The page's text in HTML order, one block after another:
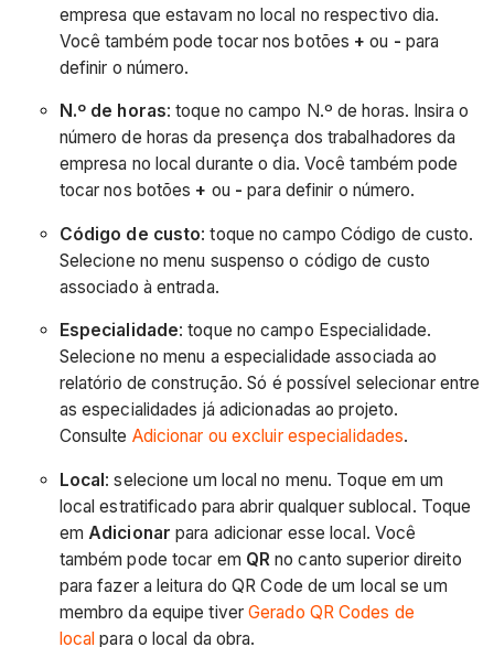
empresa que estavam no local no respectivo dia.
Você também pode tocar nos botões + ou - para
definir o número.
N.º de horas: toque no campo N.º de horas. Insira o
número de horas da presença dos trabalhadores da
empresa no local durante o dia. Você também pode
tocar nos botões + ou - para definir o número.
Código de custo: toque no campo Código de custo.
Selecione no menu suspenso o código de custo
associado à entrada.
Especialidade: toque no campo Especialidade.
Selecione no menu a especialidade associada ao
relatório de construção. Só é possível selecionar entre
as especialidades já adicionadas ao projeto.
Consulte Adicionar ou excluir especialidades.
Local:selecione um local no menu. Toque em um
local estratificado para abrir qualquer sublocal. Toque
emAdicionar para adicionar esse local. Você
também pode tocar em QR no canto superior direito
para fazer a leitura do QR Code de um local se um
membro da equipe tiverGerado QR Codes de
local para o local da obra.